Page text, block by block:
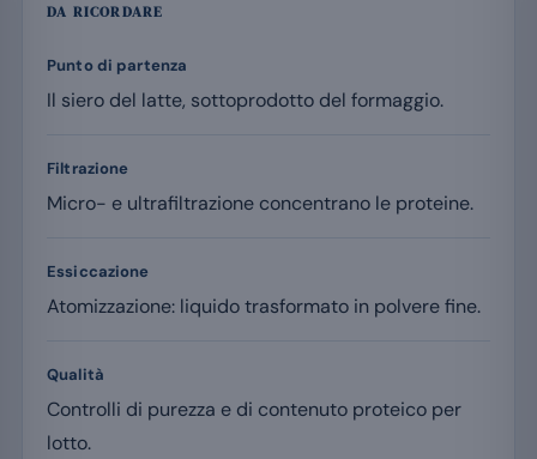
DA RICORDARE
Punto di partenza
Il siero del latte, sottoprodotto del formaggio.
Filtrazione
Micro- e ultrafiltrazione concentrano le proteine.
Essiccazione
Atomizzazione: liquido trasformato in polvere fine.
Qualità
Controlli di purezza e di contenuto proteico per
lotto.